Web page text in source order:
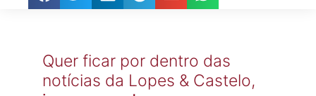
Quer ficar por dentro das
notícias da Lopes & Castelo,